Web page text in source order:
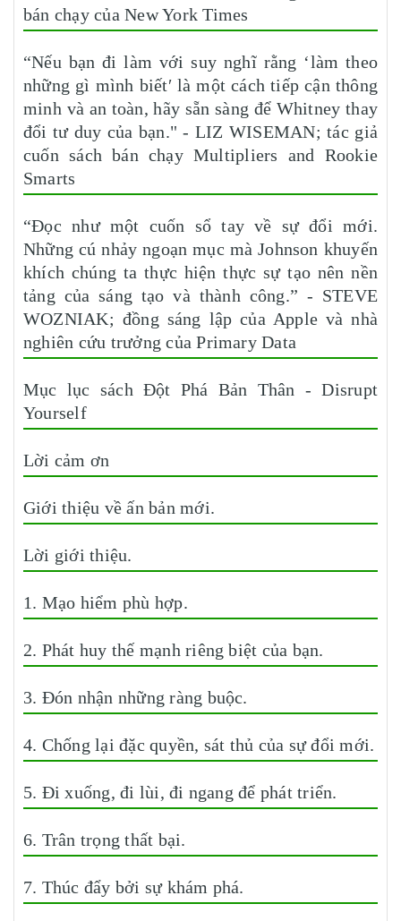
bán chạy của New York Times
“Nếu bạn đi làm với suy nghĩ rằng ‘làm theo
những gì mình biết′ là một cách tiếp cận thông
minh và an toàn, hãy sẵn sàng để Whitney thay
đổi tư duy của bạn." - LIZ WISEMAN; tác giả
cuốn sách bán chạy Multipliers and Rookie
Smarts
“Đọc như một cuốn sổ tay về sự đổi mới.
Những cú nhảy ngoạn mục mà Johnson khuyến
khích chúng ta thực hiện thực sự tạo nên nền
tảng của sáng tạo và thành công.” - STEVE
WOZNIAK; đồng sáng lập của Apple và nhà
nghiên cứu trưởng của Primary Data
Mục lục sách Đột Phá Bản Thân - Disrupt
Yourself
Lời cảm ơn
Giới thiệu về ấn bản mới.
Lời giới thiệu.
1. Mạo hiểm phù hợp.
2. Phát huy thế mạnh riêng biệt của bạn.
3. Đón nhận những ràng buộc.
4. Chống lại đặc quyền, sát thủ của sự đổi mới.
5. Đi xuống, đi lùi, đi ngang để phát triển.
6. Trân trọng thất bại.
7. Thúc đẩy bởi sự khám phá.